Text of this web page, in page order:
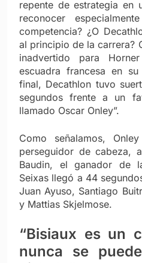
repente de estrategia en
reconocer
competencia? ¿O
al principio de la carrera?
inadvertido para
escuadra francesa en
final, Decathlon tuvo
segundos frente a un
llamado Oscar Onley”.
Como señalamos,
perseguidor de cabeza,
Baudin, el ganador de
Seixas llegó a 44
Juan Ayuso, Santiago
y Mattias Skjelmose.
“Bisiaux es un
nunca se